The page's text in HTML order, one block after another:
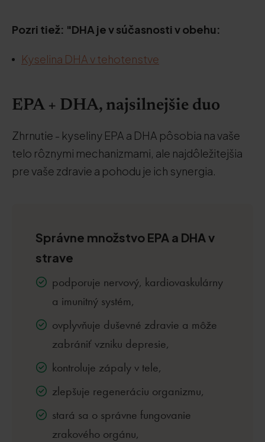
Pozri tiež: "DHA je v súčasnosti v obehu:
Kyselina DHA v tehotenstve
EPA + DHA, najsilnejšie duo
Zhrnutie - kyseliny EPA a DHA pôsobia na vaše
telo rôznymi mechanizmami, ale najdôležitejšia
pre vaše zdravie a pohodu je ich synergia.
Správne množstvo EPA a DHA v
strave
podporuje nervový, kardiovaskulárny
a imunitný systém,
ovplyvňuje duševné zdravie a môže
zabrániť vzniku depresie,
kontroluje zápaly v tele,
zlepšuje regeneráciu organizmu,
stará sa o správne fungovanie
zrakového orgánu,